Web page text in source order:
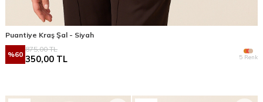
Puantiye Kraş Şal - Siyah
%60
875,00TL
350,00 TL 5 Renk